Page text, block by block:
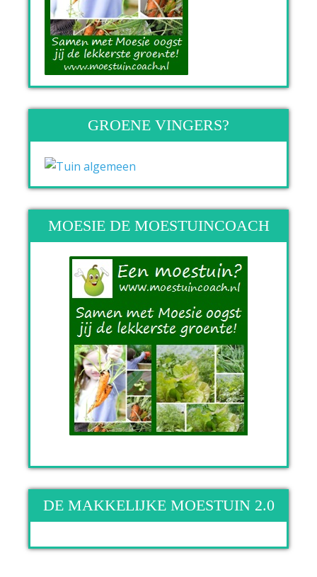
GROENE VINGERS?
MOESIE DE MOESTUINCOACH
DE MAKKELIJKE MOESTUIN 2.0